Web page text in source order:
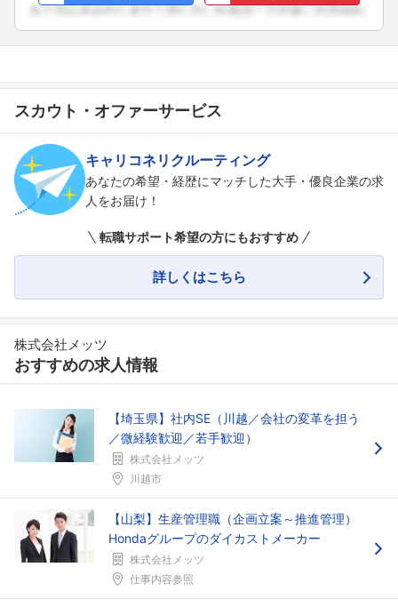
スカウト・オファーサービス
キャリコネリクルーティング
あなたの希望・経歴にマッチした大手・優良企業の求
人をお届け！
転職サポート希望の方にもおすすめ
詳しくはこちら
株式会社メッツ
おすすめの求人情報
【埼玉県】社内SE（川越／会社の変革を担う
／微経験歓迎／若手歓迎）
株式会社メッツ
川越市
【山梨】生産管理職（企画立案～推進管理）
Hondaグループのダイカストメーカー
株式会社メッツ
仕事内容参照